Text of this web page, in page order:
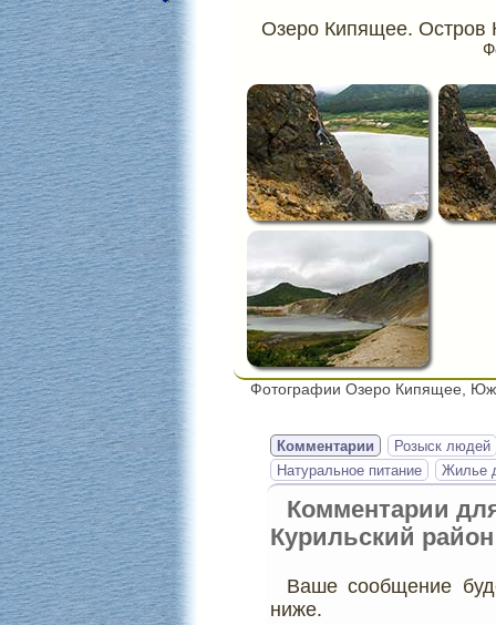
Озеро Кипящее. Остров
Фотографии Озеро Кипящее,
Комментарии
Розыск людей
Натуральное питание
Жилье
Комментарии
Курильский район
Ваше сообщение
ниже.